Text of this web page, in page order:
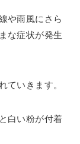
や雨風にさら
な症状が発生
ていきます。
白い粉が付着